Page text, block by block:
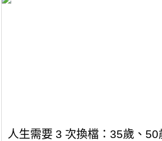
人生需要 3 次換檔：35歲、